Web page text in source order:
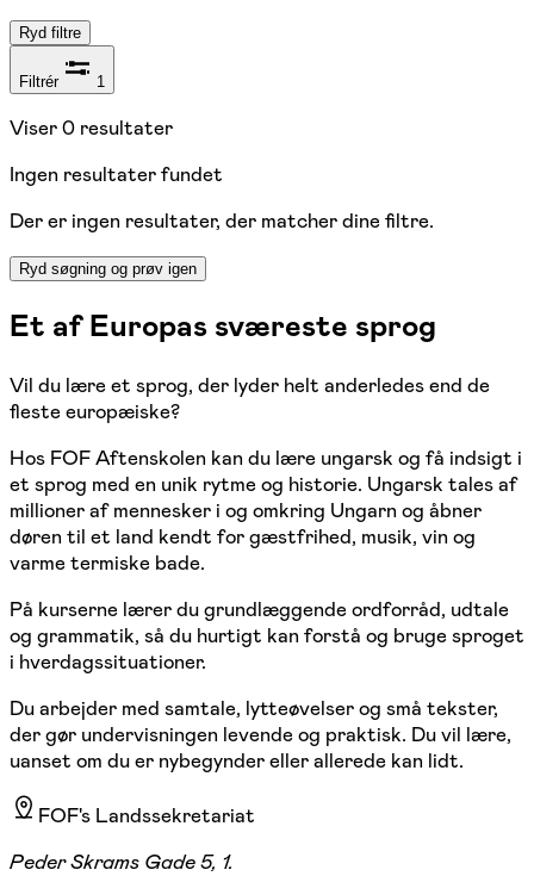
Ryd filtre
Filtrér 1
Viser0 resultater
Ingen resultater fundet
Der er ingen resultater, der matcher dine filtre.
Ryd søgning og prøv igen
Et af Europas sværeste sprog
Vil du lære et sprog, der lyder helt anderledes end de
fleste europæiske?
Hos FOF Aftenskolen kan du lære ungarsk og få indsigt i
et sprog med en unik rytme og historie. Ungarsk tales af
millioner af mennesker i og omkring Ungarn og åbner
døren til et land kendt for gæstfrihed, musik, vin og
varme termiske bade.
På kurserne lærer du grundlæggende ordforråd, udtale
og grammatik, så du hurtigt kan forstå og bruge sproget
i hverdagssituationer.
Du arbejder med samtale, lytteøvelser og små tekster,
der gør undervisningen levende og praktisk. Du vil lære,
uanset om du er nybegynder eller allerede kan lidt.
FOF's Landssekretariat
Peder Skrams Gade 5, 1.